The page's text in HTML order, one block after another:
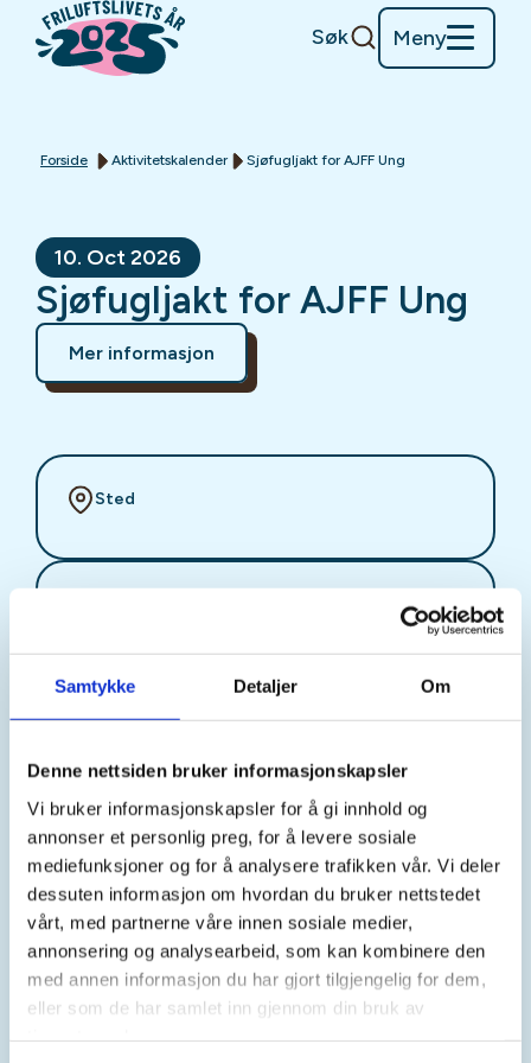
Samtykke Detaljer Om
Denne nettsiden bruker informasjonskapsler
Vi bruker informasjonskapsler for å gi innhold og
annonser et personlig preg, for å levere sosiale
mediefunksjoner og for å analysere trafikken vår. Vi deler
dessuten informasjon om hvordan du bruker nettstedet
vårt, med partnerne våre innen sosiale medier,
annonsering og analysearbeid, som kan kombinere den
med annen informasjon du har gjort tilgjengelig for dem,
eller som de har samlet inn gjennom din bruk av
Søk Meny
Forside Aktivitetskalender Sjøfugljakt for AJFF Ung
10. Oct 2026
Sjøfugljakt for AJFF Ung
Mer informasjon
Sted
10. Oct 2026
Kl. 03.00 - 23.00
Arrangør
Asker JFF
Kontaktperson
ung@askerjff.no
Vi drar på sjøfugljakt der vi får tilgang på